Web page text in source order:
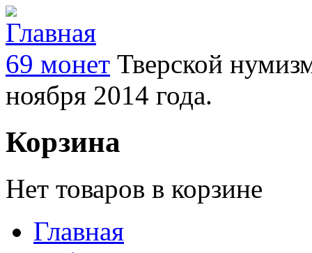
69 монет Тверской
ноября 2014 года.
Корзина
Нет товаров в корзине
Главная